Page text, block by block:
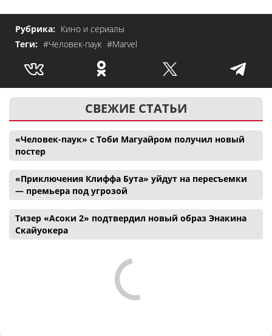
Рубрика: Кино и сериалы
Теги: #Человек-паук #Marvel
СВЕЖИЕ СТАТЬИ
«Человек-паук» с Тоби Магуайром получил новый
постер
«Приключения Клиффа Бута» уйдут на пересъемки
— премьера под угрозой
Тизер «Асоки 2» подтвердил новый образ Энакина
Скайуокера